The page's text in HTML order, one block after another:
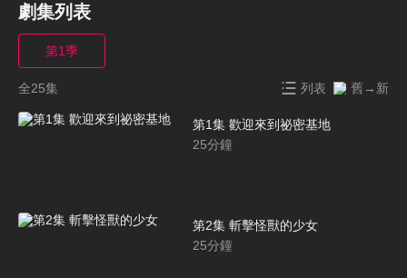
劇集列表
第1季
全25集 列表 舊→新
第1集 歡迎來到祕密基地
25分鐘
第2集 斬擊怪獸的少女
25分鐘